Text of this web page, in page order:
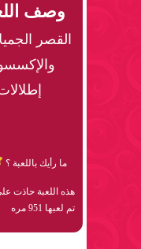
وصف
القصر
ما رأيك باللعبة ؟
هذه اللعبة حاذت علي 2
تم لعبها 951 مره